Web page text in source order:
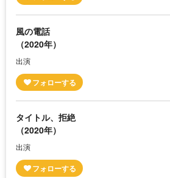
風の電話
（2020年）
出演
タイトル、拒絶
（2020年）
出演